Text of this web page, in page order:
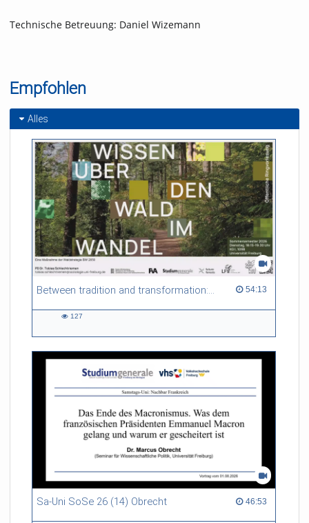
Technische Betreuung: Daniel Wizemann
Empfohlen
Alles
Between tradition and transformation: how owners, advisers and institutions co-create knowledge for resilient forests in Europe 54:13
54:13 duration
127
Sa-Uni SoSe 26 (14) Obrecht 46:53
46:53 duration